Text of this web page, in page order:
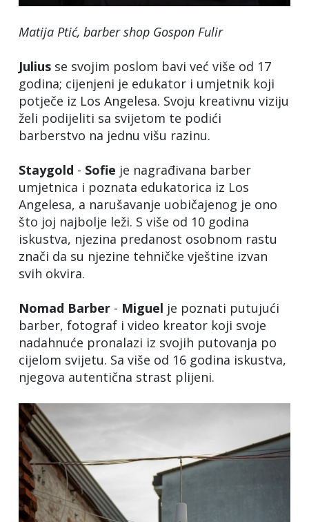
Matija Ptić, barber shop Gospon Fulir
Julius se svojim poslom bavi već više od 17
godina; cijenjeni je edukator i umjetnik koji
potječe iz Los Angelesa. Svoju kreativnu viziju
želi podijeliti sa svijetom te podići
barberstvo na jednu višu razinu.
Staygold - Sofie je nagrađivana barber
umjetnica i poznata edukatorica iz Los
Angelesa, a narušavanje uobičajenog je ono
što joj najbolje leži. S više od 10 godina
iskustva, njezina predanost osobnom rastu
znači da su njezine tehničke vještine izvan
svih okvira.
Nomad Barber - Miguel je poznati putujući
barber, fotograf i video kreator koji svoje
nadahnuće pronalazi iz svojih putovanja po
cijelom svijetu. Sa više od 16 godina iskustva,
njegova autentična strast plijeni.